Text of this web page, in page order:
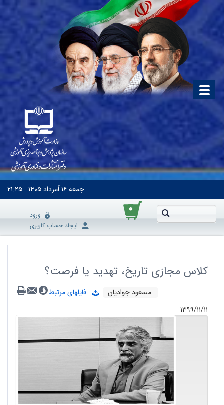
جمعه۱۶ اَمرداد ۱۴۰۵ ۲۱:۲۵
۰
ورود
ایجاد حساب کاربری
کلاس مجازی تاریخ، تهدید یا فرصت؟
مسعود جوادیان
فایلهای مرتبط
۱۳۹۹/۱۱/۱۱